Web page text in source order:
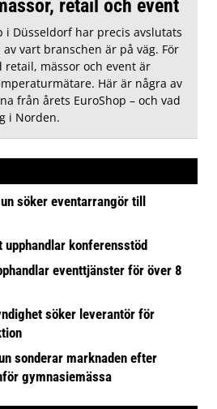
retail och event
i Düsseldorf har precis avslutats
vart branschen är på väg. För
mässor och event är
Här är några av
från årets EuroShop – och vad
i Norden.
söker eventarrangör till
upphandlar konferensstöd
eventtjänster för över 8
söker leverantör för
sonderar marknaden efter
gymnasiemässa